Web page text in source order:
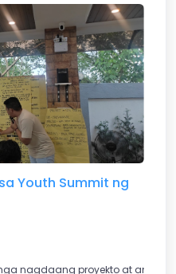
Youth Summit ng
nagdaang proyekto at ang